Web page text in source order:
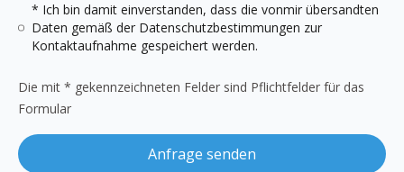
* Ich bin damit einverstanden, dass die vonmir übersandten
Daten gemäß der Datenschutzbestimmungen zur
Kontaktaufnahme gespeichert werden.
Die mit * gekennzeichneten Felder sind Pflichtfelder für das
Formular
Anfrage senden